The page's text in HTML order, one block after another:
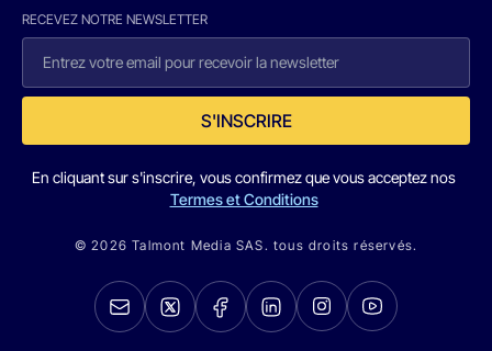
RECEVEZ NOTRE NEWSLETTER
S'INSCRIRE
En cliquant sur s'inscrire, vous confirmez que vous acceptez nos
Termes et Conditions
© 2026 Talmont Media SAS. tous droits réservés.